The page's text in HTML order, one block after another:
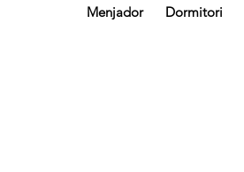
Menjador Dormitori